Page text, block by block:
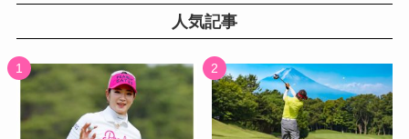
人気記事